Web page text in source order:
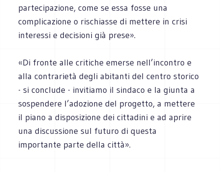
partecipazione, come se essa fosse una
complicazione o rischiasse di mettere in crisi
interessi e decisioni già prese».
«Di fronte alle critiche emerse nell’incontro e
alla contrarietà degli abitanti del centro storico
- si conclude - invitiamo il sindaco e la giunta a
sospendere l’adozione del progetto, a mettere
il piano a disposizione dei cittadini e ad aprire
una discussione sul futuro di questa
importante parte della città».